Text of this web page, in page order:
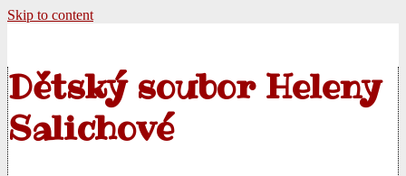
Skip to content
Dětský soubor Heleny
Salichové